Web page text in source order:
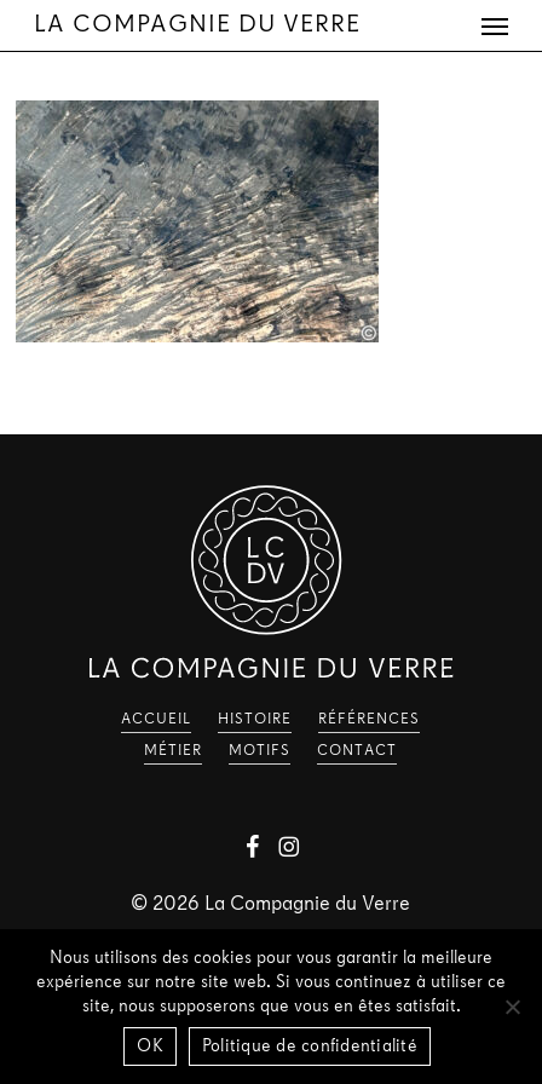
content
LA COMPAGNIE DU VERRE
ACCUEIL HISTOIRE RÉFÉRENCES
MÉTIER MOTIFS CONTACT
© 2026 La Compagnie du Verre
Nous utilisons des cookies pour vous garantir la meilleure
expérience sur notre site web. Si vous continuez à utiliser ce
site, nous supposerons que vous en êtes satisfait.
OK Politique de confidentialité